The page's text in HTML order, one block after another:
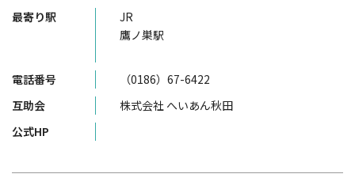
最寄り駅
JR
鷹ノ巣駅
電話番号
（0186）67-6422
互助会
株式会社 へいあん秋田
公式HP